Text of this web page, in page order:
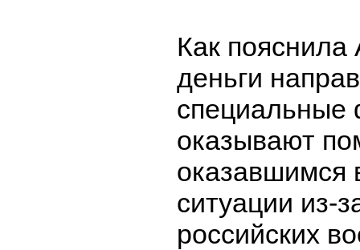
Как
деньги
специальные
оказывают
оказавшимся
ситуации из-
российских